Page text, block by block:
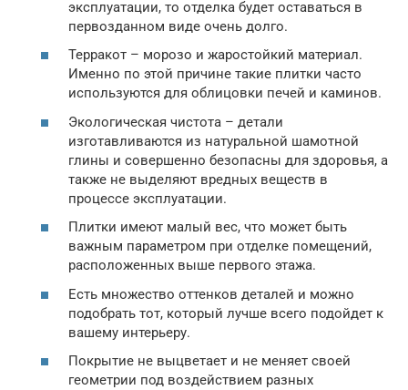
эксплуатации, то отделка будет оставаться в
первозданном виде очень долго.
Терракот – морозо и жаростойкий материал.
Именно по этой причине такие плитки часто
используются для облицовки печей и каминов.
Экологическая чистота – детали
изготавливаются из натуральной шамотной
глины и совершенно безопасны для здоровья, а
также не выделяют вредных веществ в
процессе эксплуатации.
Плитки имеют малый вес, что может быть
важным параметром при отделке помещений,
расположенных выше первого этажа.
Есть множество оттенков деталей и можно
подобрать тот, который лучше всего подойдет к
вашему интерьеру.
Покрытие не выцветает и не меняет своей
геометрии под воздействием разных